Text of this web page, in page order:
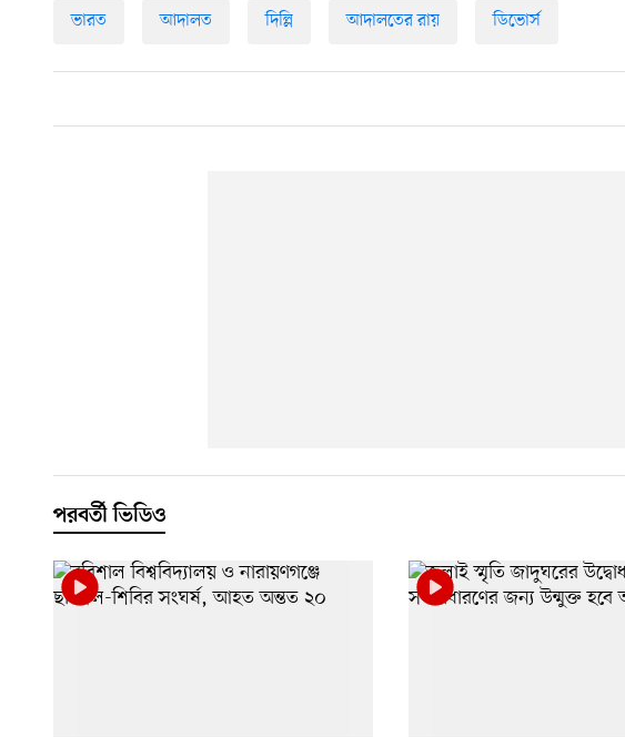
ভারত আদালত দিল্লি আদালতের রায় ডিভোর্স
পরবর্তী ভিডিও